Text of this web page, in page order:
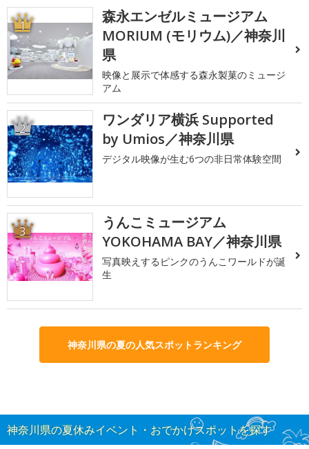
1
森永エンゼルミュージアム
MORIUM (モリウム)／神奈川
県
映像と展示で体感する森永製菓のミュージ
アム
2
ワンダリア横浜 Supported
by Umios／神奈川県
デジタル映像が生む6つの非日常体験空間
3
うんこミュージアム
YOKOHAMA BAY／神奈川県
写真映えするピンクのうんこワールドが誕
生
神奈川県の夏の人気スポットランキング
神奈川県の夏休みイベント・おでかけスポットを探す